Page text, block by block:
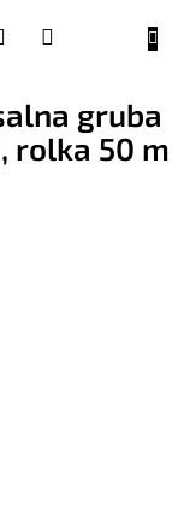
gruba
rolka 50 m